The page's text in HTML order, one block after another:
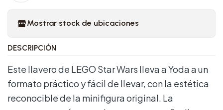
Mostrar stock de ubicaciones
DESCRIPCIÓN
Este llavero de LEGO Star Wars lleva a Yoda a un
formato práctico y fácil de llevar, con la estética
reconocible de la minifigura original. La